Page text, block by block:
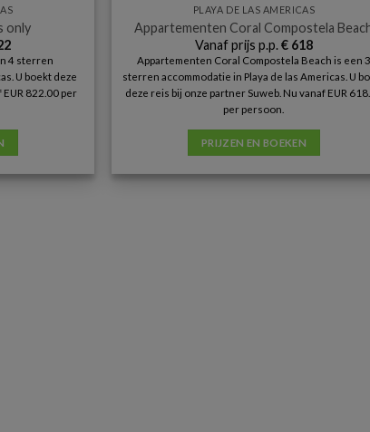
only
4 sterren
U boekt deze
822.00 per
PLAYA DE LAS AMERICAS
Appartementen Coral Compostela
Vanaf prijs p.p.€618
Appartementen Coral Compostela Beach is een 3
sterren accommodatie in Playa de las Americas. U
deze reis bij onze partner Suweb. Nu vanaf EUR
per persoon.
PRIJZEN EN BOEKEN